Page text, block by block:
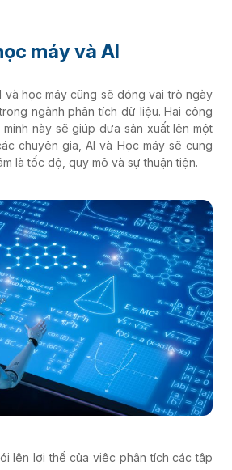
máy và AI
và học máy cũng sẽ đóng vai trò ngày
ngành phân tích dữ liệu. Hai công
này sẽ giúp đưa sản xuất lên một
chuyên gia, AI và Học máy sẽ cung
là tốc độ, quy mô và sự thuận tiện.
lên lợi thế của việc phân tích các tập